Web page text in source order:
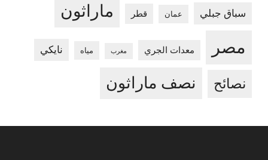
سباق جبلي عمان قطر ماراثون
مصر معدات الجري مغرب مياه نايكي
نصائح نصف ماراثون